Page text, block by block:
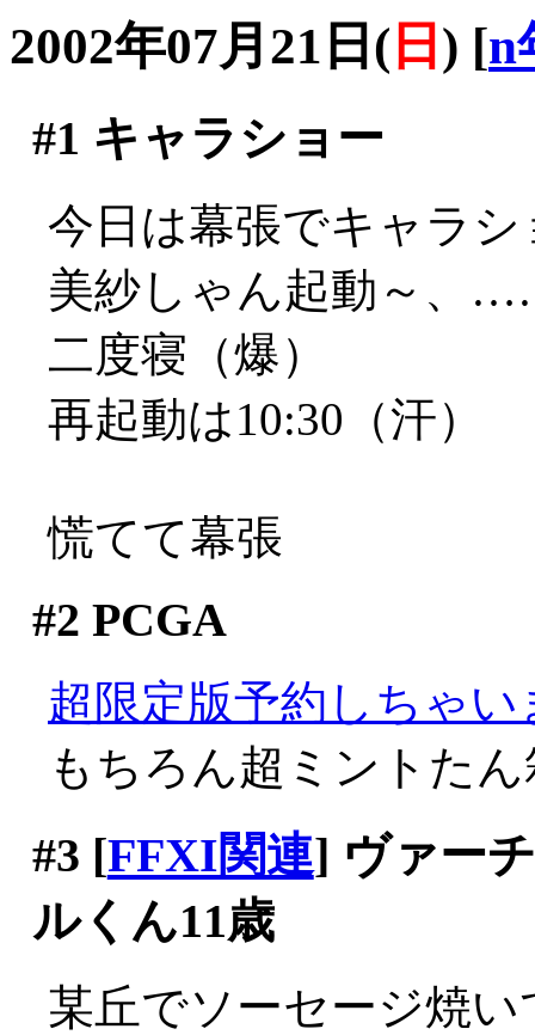
2002年07月21日( 日 ) [n
#1 キャラショー
今日は幕張でキャラシ
美紗しゃん起動～、
二度寝（爆）
再起動は10:30（汗）
慌てて幕張
#2 PCGA
超限定版予約しちゃ
もちろん超ミントた
#3 [FFXI関連] ヴァー
ルくん11歳
某丘でソーセージ焼